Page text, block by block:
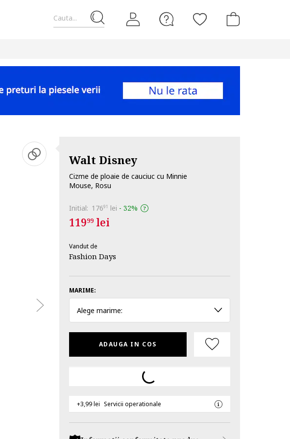
Cauta...
Walt Disney
Cizme de ploaie de cauciuc cu Minnie
Mouse, Rosu
Initial: 17691 lei - 32%
11999lei
Vandut de
Fashion Days
MARIME:
Alege marime:
ADAUGA IN COS
+3,99 lei Servicii operationale